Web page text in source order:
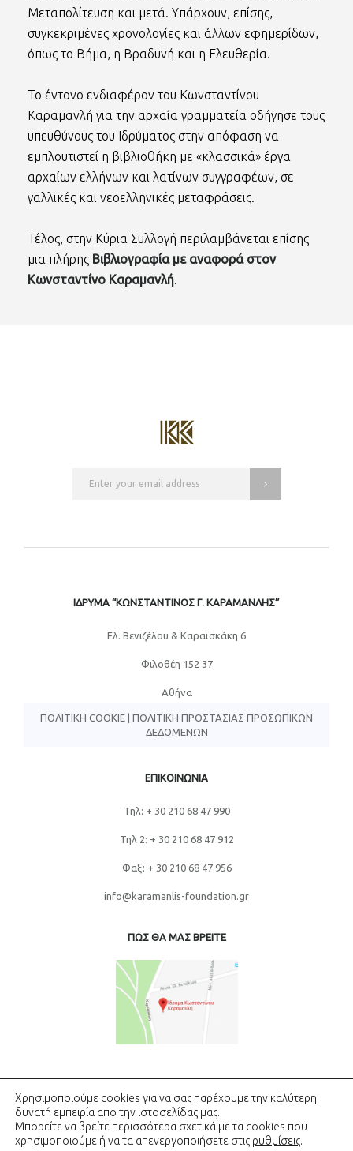
Μεταπολίτευση και μετά. Υπάρχουν, επίσης,
συγκεκριμένες χρονολογίες και άλλων εφημερίδων,
όπως το Βήμα, η Βραδυνή και η Ελευθερία.
Το έντονο ενδιαφέρον του Κωνσταντίνου
Καραμανλή για την αρχαία γραμματεία οδήγησε τους
υπευθύνους του Ιδρύματος στην απόφαση να
εμπλουτιστεί η βιβλιοθήκη με «κλασσικά» έργα
αρχαίων ελλήνων και λατίνων συγγραφέων, σε
γαλλικές και νεοελληνικές μεταφράσεις.
Τέλος, στην Κύρια Συλλογή περιλαμβάνεται επίσης
μια πλήρης Βιβλιογραφία με αναφορά στον
Κωνσταντίνο Καραμανλή.
ΙΔΡΥΜΑ “ΚΩΝΣΤΑΝΤΙΝΟΣ Γ. ΚΑΡΑΜΑΝΛΗΣ”
Eλ. Βενιζέλου & Καραϊσκάκη 6
Φιλοθέη 152 37
Αθήνα
ΠΟΛΙΤΙΚΉ COOKIE | ΠΟΛΙΤΙΚΉ ΠΡΟΣΤΑΣΊΑΣ ΠΡΟΣΩΠΙΚΏΝ
ΔΕΔΟΜΈΝΩΝ
ΕΠΙΚΟΙΝΩΝΙΑ
Τηλ: + 30 210 68 47 990
Τηλ 2: + 30 210 68 47 912
Φαξ: + 30 210 68 47 956
info@karamanlis-foundation.gr
ΠΩΣ ΘΑ ΜΑΣ ΒΡΕΙΤΕ
Copyright © Ίδρυμα Κωνσταντίνος Γ. Καραμανλής - All rights
reserved
Χρησιμοποιούμε cookies για να σας παρέχουμε την καλύτερη
δυνατή εμπειρία απο την ιστοσελίδας μας.
Μπορείτε να βρείτε περισσότερα σχετικά με τα cookies που
χρησιμοποιούμε ή να τα απενεργοποιήσετε στις ρυθμίσεις.